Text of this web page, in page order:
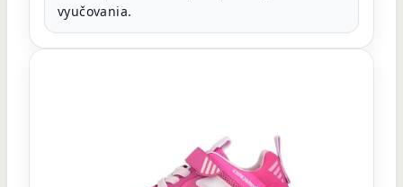
vyučovania.